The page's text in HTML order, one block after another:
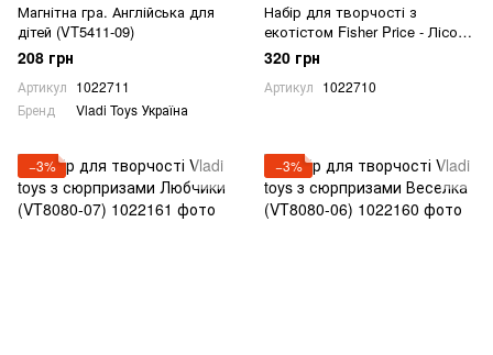
Магнітна гра. Англійська для
дітей (VT5411-09)
208 грн
Артикул 1022711
Бренд
Vladi Toys Україна
Набір для творчості з
екотістом Fisher Price - Лісові
друзі (VT4502-04)
320 грн
Артикул 1022710
−3% −3%